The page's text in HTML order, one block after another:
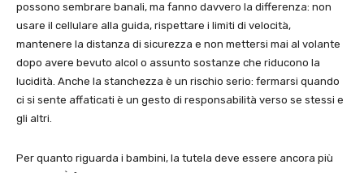
possono sembrare banali, ma fanno davvero la differenza: non
usare il cellulare alla guida, rispettare i limiti di velocità,
mantenere la distanza di sicurezza e non mettersi mai al volante
dopo avere bevuto alcol o assunto sostanze che riducono la
lucidità. Anche la stanchezza è un rischio serio: fermarsi quando
ci si sente affaticati è un gesto di responsabilità verso se stessi e
gli altri.
Per quanto riguarda i bambini, la tutela deve essere ancora più